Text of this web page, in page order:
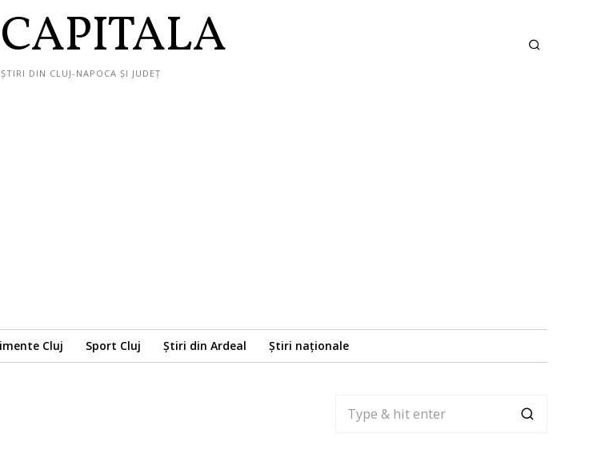
DIN CLUJ-NAPOCA ȘI JUDEȚ
Cluj Sport Cluj Știri din Ardeal Știri naționale